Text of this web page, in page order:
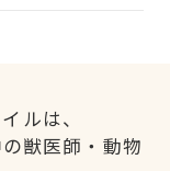
ルは、
獣医師・動物